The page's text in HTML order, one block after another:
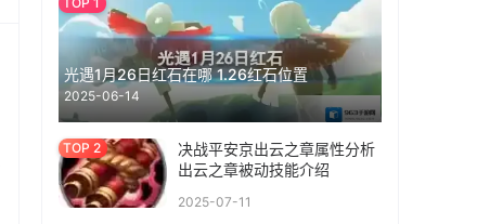
光遇1月26日红石在哪 1.26红石位置
2025-06-14
决战平安京出云之章属性分析
出云之章被动技能介绍
2025-07-11